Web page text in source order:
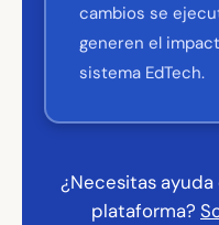
cambios se
generen el
sistema EdTech.
¿Necesitas
plataforma?